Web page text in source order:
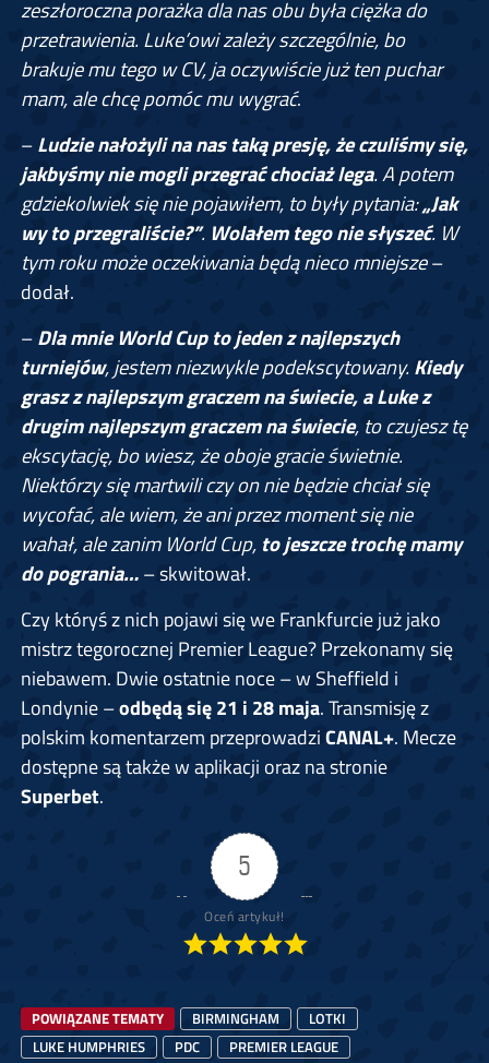
zeszłoroczna porażka dla nas obu była ciężka do
przetrawienia. Luke’owi zależy szczególnie, bo
brakuje mu tego w CV, ja oczywiście już ten puchar
mam, ale chcę pomóc mu wygrać.
–Ludzie nałożyli na nas taką presję, że czuliśmy się,
jakbyśmy nie mogli przegrać chociaż lega. A potem
gdziekolwiek się nie pojawiłem, to były pytania:„Jak
wy to przegraliście?”. Wolałem tego nie słyszeć. W
tym roku może oczekiwania będą nieco mniejsze–
dodał.
–Dla mnie World Cup to jeden z najlepszych
turniejów, jestem niezwykle podekscytowany.Kiedy
grasz z najlepszym graczem na świecie, a Luke z
drugim najlepszym graczem na świecie, to czujesz tę
ekscytację, bo wiesz, że oboje gracie świetnie.
Niektórzy się martwili czy on nie będzie chciał się
wycofać, ale wiem, że ani przez moment się nie
wahał, ale zanim World Cup, to jeszcze trochę mamy
do pogrania…– skwitował.
Czy któryś z nich pojawi się we Frankfurcie już jako
mistrz tegorocznej Premier League? Przekonamy się
niebawem. Dwie ostatnie noce – w Sheffield i
Londynie –odbędą się 21 i 28 maja. Transmisję z
polskim komentarzem przeprowadziCANAL+. Mecze
dostępne są także w aplikacji oraz na stronie
Superbet.
5
Oceń artykuł!
POWIĄZANE TEMATY BIRMINGHAM
LOTKI
LUKE HUMPHRIES
PDC
PREMIER LEAGUE